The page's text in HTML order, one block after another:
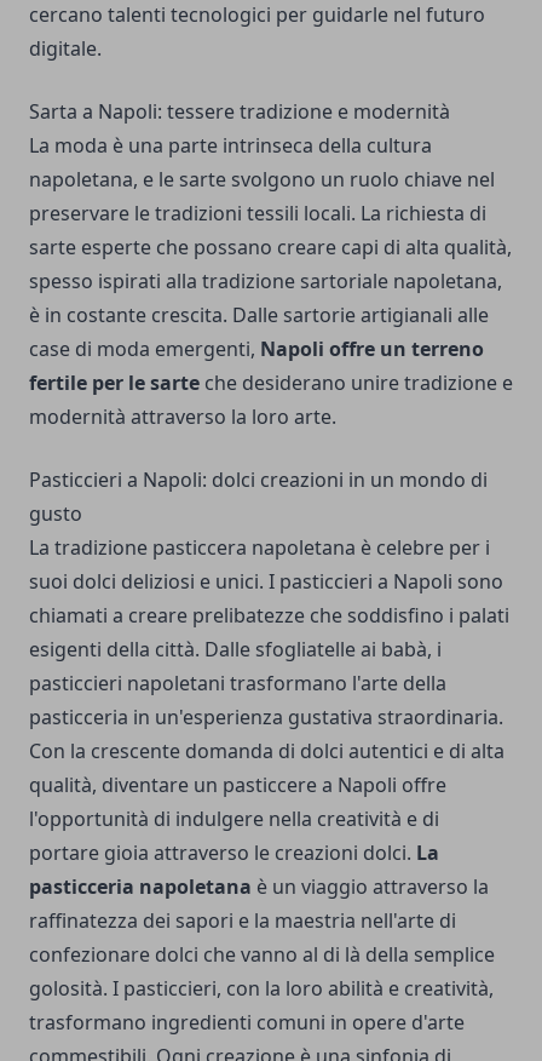
cercano talenti tecnologici per guidarle nel futuro
digitale.
Sarta a Napoli: tessere tradizione e modernità
La moda è una parte intrinseca della cultura
napoletana, e le sarte svolgono un ruolo chiave nel
preservare le tradizioni tessili locali. La richiesta di
sarte esperte che possano creare capi di alta qualità,
spesso ispirati alla tradizione sartoriale napoletana,
è in costante crescita. Dalle sartorie artigianali alle
case di moda emergenti, Napoli offre un terreno
fertile per le sarte che desiderano unire tradizione e
modernità attraverso la loro arte.
Pasticcieri a Napoli: dolci creazioni in un mondo di
gusto
La tradizione pasticcera napoletana è celebre per i
suoi dolci deliziosi e unici. I pasticcieri a Napoli sono
chiamati a creare prelibatezze che soddisfino i palati
esigenti della città. Dalle sfogliatelle ai babà, i
pasticcieri napoletani trasformano l'arte della
pasticceria in un'esperienza gustativa straordinaria.
Con la crescente domanda di dolci autentici e di alta
qualità, diventare un pasticcere a Napoli offre
l'opportunità di indulgere nella creatività e di
portare gioia attraverso le creazioni dolci. La
pasticceria napoletana è un viaggio attraverso la
raffinatezza dei sapori e la maestria nell'arte di
confezionare dolci che vanno al di là della semplice
golosità. I pasticcieri, con la loro abilità e creatività,
trasformano ingredienti comuni in opere d'arte